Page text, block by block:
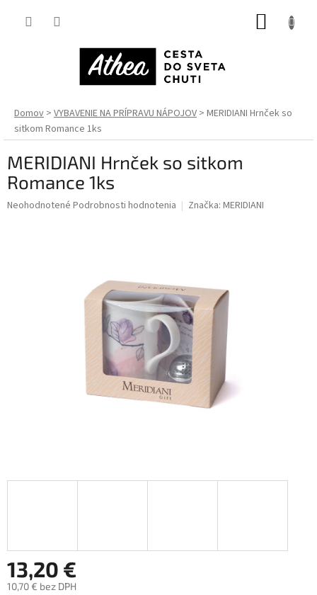
Domov VYBAVENIE NA PRÍPRAVU NÁPOJOV
MERIDIANI Hrnček so
sitkom Romance 1ks
MERIDIANI Hrnček so sitkom
Romance 1ks
Priemerné
Neohodnotené Podrobnosti hodnotenia Značka: MERIDIANI
13,20 €
10,70 € bez DPH